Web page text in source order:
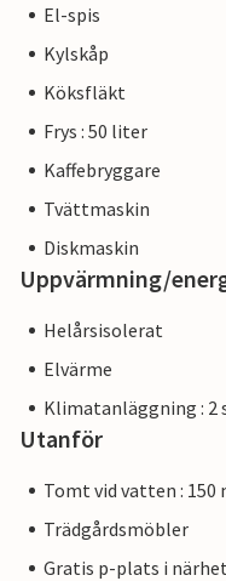
El-spis
Kylskåp
Köksfläkt
Frys : 50 liter
Kaffebryggare
Tvättmaskin
Diskmaskin
Uppvärmning/
Helårsisolerat
Elvärme
Klimatanläggning : 2
Utanför
Tomt vid vatten : 150
Trädgårdsmöbler
Gratis p-plats i